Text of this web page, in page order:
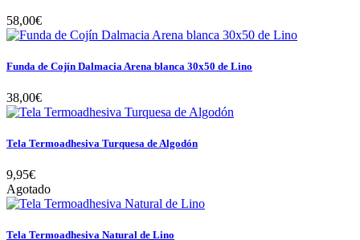
58,00€
Funda de Cojín Dalmacia Arena blanca 30x50 de Lino
38,00€
Tela Termoadhesiva Turquesa de Algodón
9,95€
Agotado
Tela Termoadhesiva Natural de Lino